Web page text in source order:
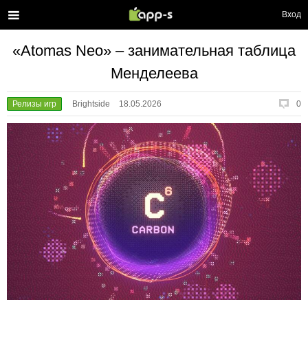
Вход
«Atomas Neo» – занимательная таблица
Менделеева
Релизы игр Brightside 18.05.2026 0